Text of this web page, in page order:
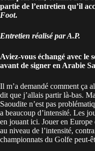
partie de l’entretien qu’il
Foot.
Entretien réalisé par A.P.
Aviez-vous échangé avec le
avant de signer en Arabie
Il m’a demandé comment ça
dit que j’allais partir là-bas.
Saoudite n’est pas
a beaucoup d’intensité. Les
en jouant ici. Jouer en
au niveau de l’intensité,
championnats du Golfe peut-